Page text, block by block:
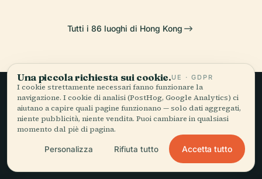
Tutti i 86 luoghi di Hong Kong
Viaggio lento,
raccontato bene.
Una piccola richiesta sui cookie.UE · GDPR
I cookie strettamente necessari fanno funzionare la
navigazione. I cookie di analisi (PostHog, Google Analytics) ci
aiutano a capire quali pagine funzionano — solo dati aggregati,
niente pubblicità, niente vendita. Puoi cambiare in qualsiasi
momento dal piè di pagina.
Personalizza Rifiuta tutto Accetta tutto